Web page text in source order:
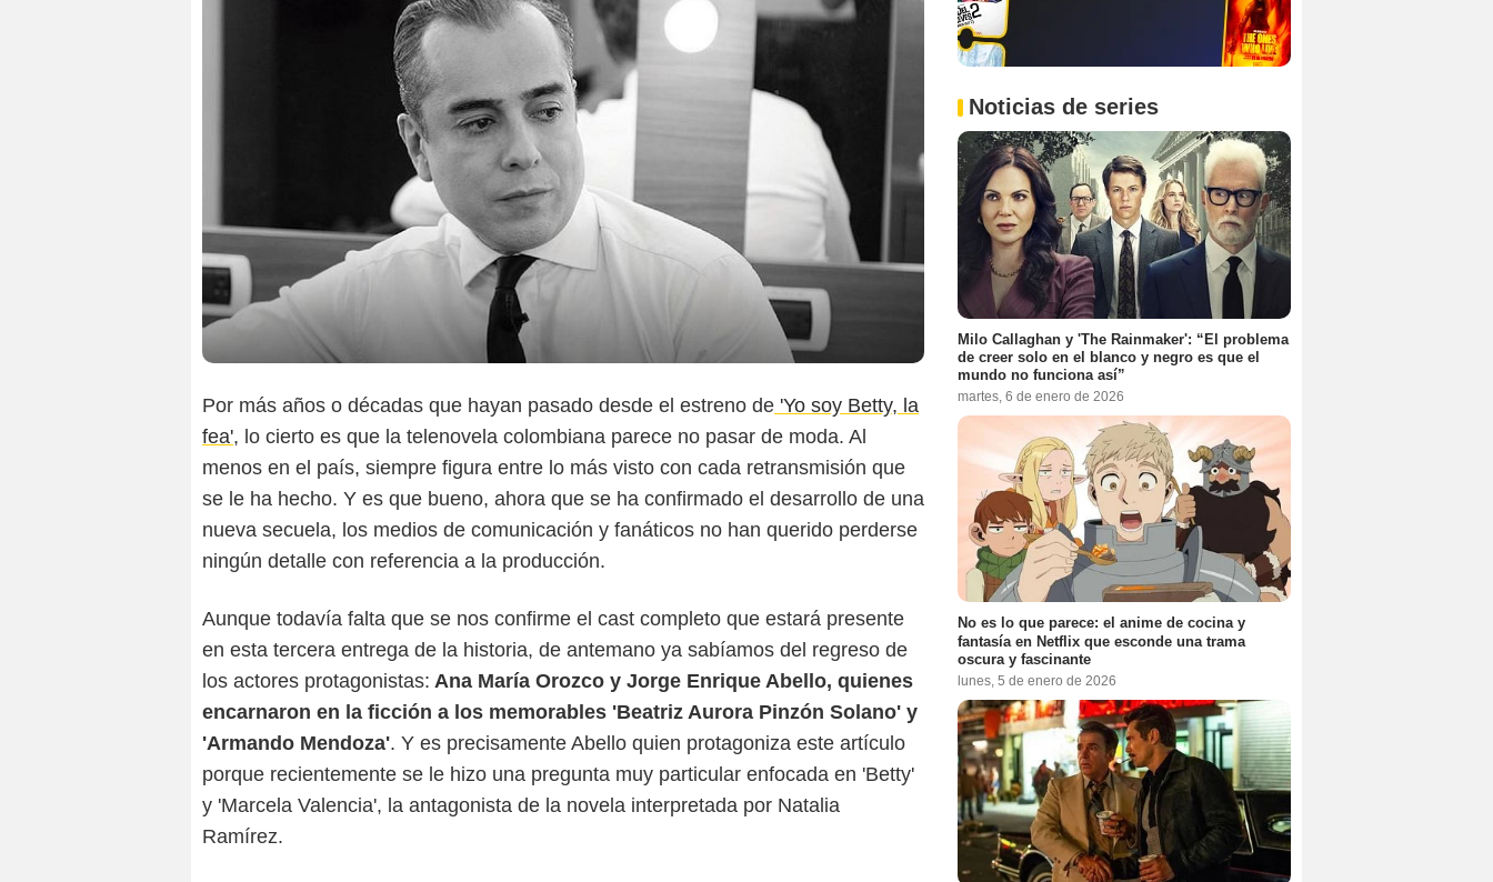
Por más años o décadas que hayan pasado desde el estreno de 'Yo soy Betty, la
fea', lo cierto es que la telenovela colombiana parece no pasar de moda. Al
menos en el país, siempre figura entre lo más visto con cada retransmisión que
se le ha hecho. Y es que bueno, ahora que se ha confirmado el desarrollo de una
nueva secuela, los medios de comunicación y fanáticos no han querido perderse
ningún detalle con referencia a la producción.
Aunque todavía falta que se nos confirme el cast completo que estará presente
en esta tercera entrega de la historia, de antemano ya sabíamos del regreso de
los actores protagonistas: Ana María Orozco y Jorge Enrique Abello, quienes
encarnaron en la ficción a los memorables 'Beatriz Aurora Pinzón Solano' y
'Armando Mendoza'. Y es precisamente Abello quien protagoniza este artículo
porque recientemente se le hizo una pregunta muy particular enfocada en 'Betty'
y 'Marcela Valencia', la antagonista de la novela interpretada por Natalia
Ramírez.
Noticias de series
Milo Callaghan y 'The Rainmaker': “El problema
de creer solo en el blanco y negro es que el
mundo no funciona así”
martes, 6 de enero de 2026
No es lo que parece: el anime de cocina y
fantasía en Netflix que esconde una trama
oscura y fascinante
lunes, 5 de enero de 2026